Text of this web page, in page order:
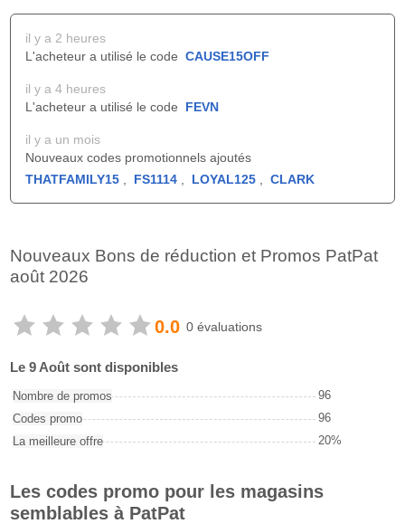
il y a 2 heures
L'acheteur a utilisé le code CAUSE15OFF
il y a 4 heures
L'acheteur a utilisé le code FEVN
il y a un mois
Nouveaux codes promotionnels ajoutés
THATFAMILY15
FS1114 LOYAL125 CLARK
Nouveaux Bons de réduction et Promos PatPat
août 2026
0.0 0 évaluations
Le 9 Août sont disponibles
Nombre de promos
96
Codes promo
96
La meilleure offre
20%
Les codes promo pour les magasins
semblables à PatPat